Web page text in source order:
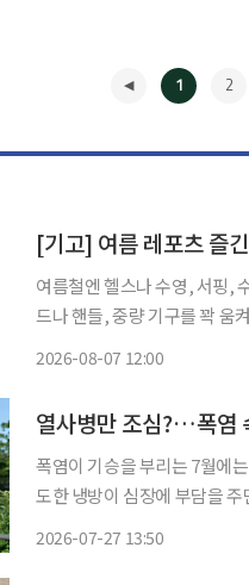
1 2
[기고] 여름 레포츠 즐
여름철엔 헬스나 수영, 서핑,
드나 핸들, 중량 기구를 꽉 움
2026-08-07 12:00
열사병만 조심?…폭염
폭염이 기승을 부리는 7월에
도한 냉방이 심장에 부담을 주
2026-07-27 13:50